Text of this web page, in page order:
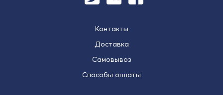
Контакты
Доставка
Самовывоз
Способы оплаты